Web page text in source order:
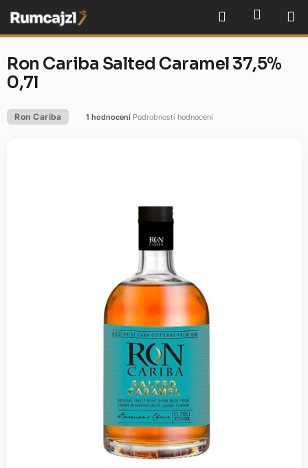
na
obsah
Hledat
Ron Cariba Salted Caramel 37,5%
0,7l
Ron Cariba 1 hodnocení Podrobnosti hodnocení